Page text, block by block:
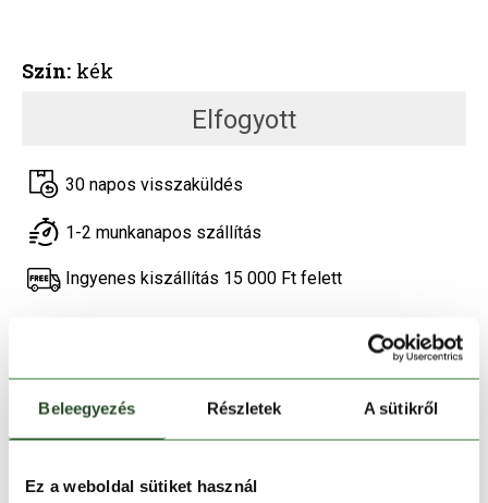
Beleegyezés Részletek A sütikről
Ez a weboldal sütiket használ
TERMÉK RÉSZLETEK
Szín: kék
Elfogyott
30 napos visszaküldés
1-2 munkanapos szállítás
Ingyenes kiszállítás 15 000 Ft felett
HASONLÓ TERMÉKEK